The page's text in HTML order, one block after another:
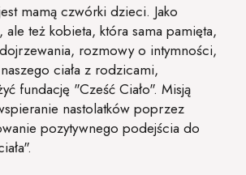
mamą czwórki dzieci. Jako
też kobieta, która sama pamięta,
rozmowy o intymności,
ciała z rodzicami,
fundację "Cześć Ciało". Misją
nastolatków poprzez
pozytywnego podejścia do